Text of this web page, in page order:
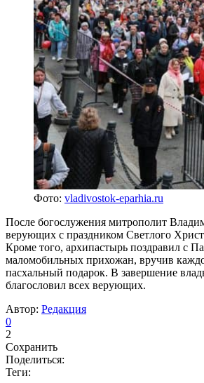
Фото: vladivostok-eparhia.ru
После богослужения митрополит
верующих с праздником Светлого
Кроме того, архипастырь поздравил с
маломобильных прихожан, вручив
пасхальный подарок. В завершение
благословил всех верующих.
Автор: Редакция
0
2
Сохранить
Поделиться:
Теги: